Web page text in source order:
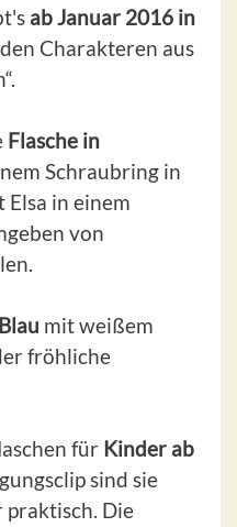
ab Januar 2016 in
Charakteren aus
Flasche in
Schraubring in
Elsa in einem
von
mit weißem
fröhliche
für Kinder ab
sind sie
praktisch. Die